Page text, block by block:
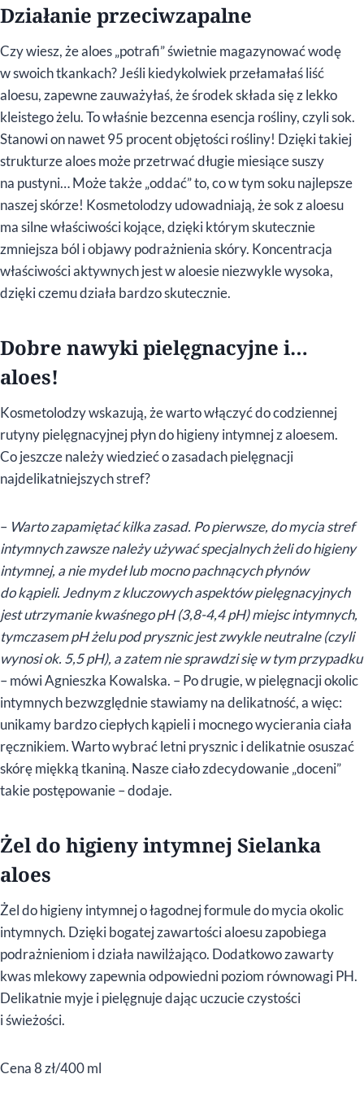
Działanie przeciwzapalne
Czy wiesz, że aloes „potrafi” świetnie magazynować wodę
w swoich tkankach? Jeśli kiedykolwiek przełamałaś liść
aloesu, zapewne zauważyłaś, że środek składa się z lekko
kleistego żelu. To właśnie bezcenna esencja rośliny, czyli sok.
Stanowi on nawet 95 procent objętości rośliny! Dzięki takiej
strukturze aloes może przetrwać długie miesiące suszy
na pustyni… Może także „oddać” to, co w tym soku najlepsze
naszej skórze! Kosmetolodzy udowadniają, że sok z aloesu
ma silne właściwości kojące, dzięki którym skutecznie
zmniejsza ból i objawy podrażnienia skóry. Koncentracja
właściwości aktywnych jest w aloesie niezwykle wysoka,
dzięki czemu działa bardzo skutecznie.
Dobre nawyki pielęgnacyjne i…
aloes!
Kosmetolodzy wskazują, że warto włączyć do codziennej
rutyny pielęgnacyjnej płyn do higieny intymnej z aloesem.
Co jeszcze należy wiedzieć o zasadach pielęgnacji
najdelikatniejszych stref?
– Warto zapamiętać kilka zasad. Po pierwsze, do mycia stref
intymnych zawsze należy używać specjalnych żeli do higieny
intymnej, a nie mydeł lub mocno pachnących płynów
do kąpieli. Jednym z kluczowych aspektów pielęgnacyjnych
jest utrzymanie kwaśnego pH (3,8-4,4 pH) miejsc intymnych,
tymczasem pH żelu pod prysznic jest zwykle neutralne (czyli
wynosi ok. 5,5 pH), a zatem nie sprawdzi się w tym przypadku
– mówi Agnieszka Kowalska. – Po drugie, w pielęgnacji okolic
intymnych bezwzględnie stawiamy na delikatność, a więc:
unikamy bardzo ciepłych kąpieli i mocnego wycierania ciała
ręcznikiem. Warto wybrać letni prysznic i delikatnie osuszać
skórę miękką tkaniną. Nasze ciało zdecydowanie „doceni”
takie postępowanie – dodaje.
Żel do higieny intymnej Sielanka
aloes
Żel do higieny intymnej o łagodnej formule do mycia okolic
intymnych. Dzięki bogatej zawartości aloesu zapobiega
podrażnieniom i działa nawilżająco. Dodatkowo zawarty
kwas mlekowy zapewnia odpowiedni poziom równowagi PH.
Delikatnie myje i pielęgnuje dając uczucie czystości
i świeżości.
Cena 8 zł/400 ml